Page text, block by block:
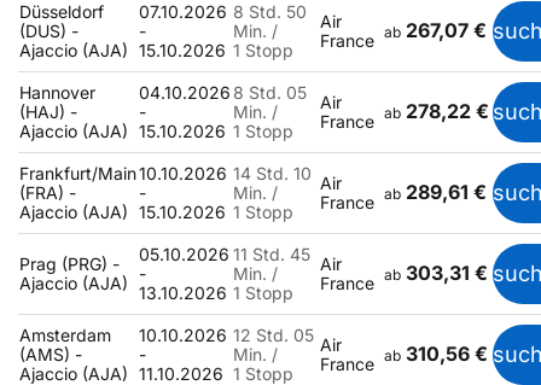
Düsseldorf
(DUS) -
Ajaccio (AJA)
07.10.2026
-
15.10.2026
8 Std. 50
Min. /
1 Stopp
Air
France ab 267,07 €
Hannover
(HAJ) -
Ajaccio (AJA)
04.10.2026
-
15.10.2026
8 Std. 05
Min. /
1 Stopp
Air
France ab 278,22 €
Frankfurt/Main
(FRA) -
Ajaccio (AJA)
10.10.2026
-
15.10.2026
14 Std. 10
Min. /
1 Stopp
Air
France ab 289,61 €
Prag (PRG) -
Ajaccio (AJA)
05.10.2026
-
13.10.2026
11 Std. 45
Min. /
1 Stopp
Air
France ab 303,31 €
Amsterdam
(AMS) -
Ajaccio (AJA)
10.10.2026
-
11.10.2026
12 Std. 05
Min. /
1 Stopp
Air
France ab 310,56 €